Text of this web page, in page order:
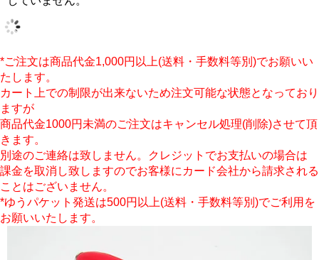
*ご注文は商品代金1,000円以上(送料・手数料等別)でお願いい
たします。
カート上での制限が出来ないため注文可能な状態となっており
ますが
商品代金1000円未満のご注文はキャンセル処理(削除)させて頂
きます。
別途のご連絡は致しません。クレジットでお支払いの場合は
課金を取消し致しますのでお客様にカード会社から請求される
ことはございません。
*ゆうパケット発送は500円以上(送料・手数料等別)でご利用を
お願いいたします。